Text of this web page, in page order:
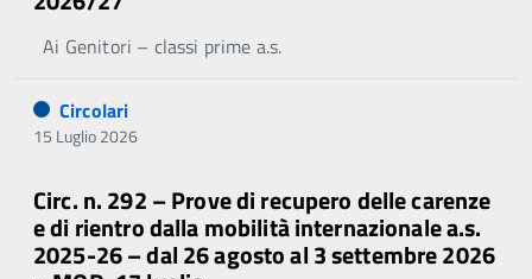
Ai Genitori – classi prime a.s.
Circolari
15 Luglio 2026
Circ. n. 292 – Prove di recupero delle carenze
e di rientro dalla mobilità internazionale a.s.
2025-26 – dal 26 agosto al 3 settembre 2026